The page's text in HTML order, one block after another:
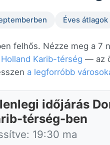
Éves átlagok
felhős. Nézze meg a
Holland Karib-térség — az
a legforróbb
időjárás
térség-ben
19:30 ma